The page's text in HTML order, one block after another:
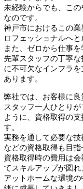
未経験からでも、こ
なのです。
神戸市におけるこの
ロフェッショナルへ
また、ゼロから仕事
先輩スタッフの丁寧
に不可欠なインフラ
あります。
弊社では、お客様に良
スタッフ一人ひとり
ように、資格取得の
す。
実務を通して必要な
などの資格取得も目指
資格取得時の費用は
てスキルアップが図れ
アットホームな環境